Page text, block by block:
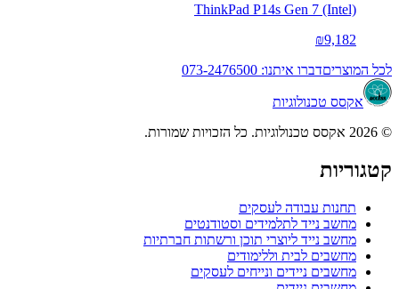
ThinkPad P14s Gen 7 (Intel)
₪9,182
לכל המוצריםדברו איתנו: 073-2476500
אקסס טכנולוגיות
© 2026 אקסס טכנולוגיות. כל הזכויות שמורות.
קטגוריות
תחנות עבודה לעסקים
מחשב נייד לתלמידים וסטודנטים
מחשב נייד ליוצרי תוכן ורשתות חברתיות
מחשבים לבית וללימודים
מחשבים ניידים ונייחים לעסקים